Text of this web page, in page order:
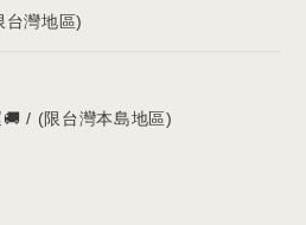
台灣地區)
/ (限台灣本島地區)